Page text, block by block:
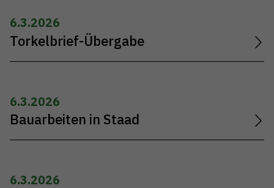
6.3.2026
Torkelbrief-Übergabe
6.3.2026
Bauarbeiten in Staad
6.3.2026